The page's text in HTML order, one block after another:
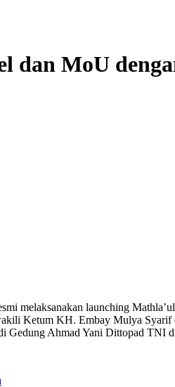
dan MoU
melaksanakan launching
Ketum KH. Embay Mulya
Gedung Ahmad Yani Dittopad TNI